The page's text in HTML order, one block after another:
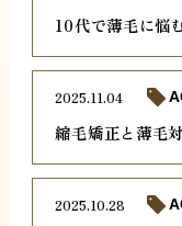
10代で薄毛に悩
縮毛矯正と薄毛
2025.11.04
2025.10.28